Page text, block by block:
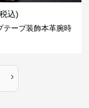
込)
テープ装飾本革腕時
›